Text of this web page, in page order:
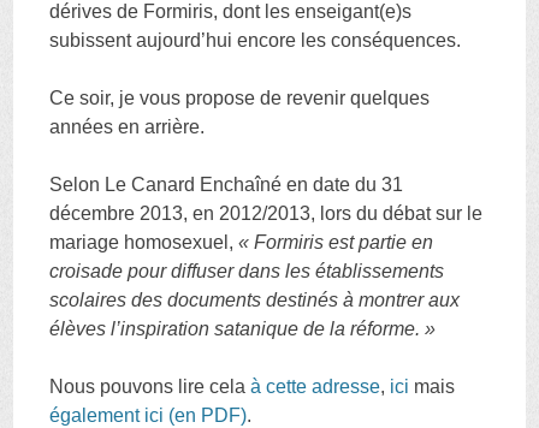
dérives de Formiris, dont les enseigant(e)s
subissent aujourd’hui encore les conséquences.
Ce soir, je vous propose de revenir quelques
années en arrière.
Selon Le Canard Enchaîné en date du 31
décembre 2013, en 2012/2013, lors du débat sur le
mariage homosexuel,« Formiris est partie en
croisade pour diffuser dans les établissements
scolaires des documents destinés à montrer aux
élèves l’inspiration satanique de la réforme. »
Nous pouvons lire celaà cette adresse, ici mais
également ici (en PDF).